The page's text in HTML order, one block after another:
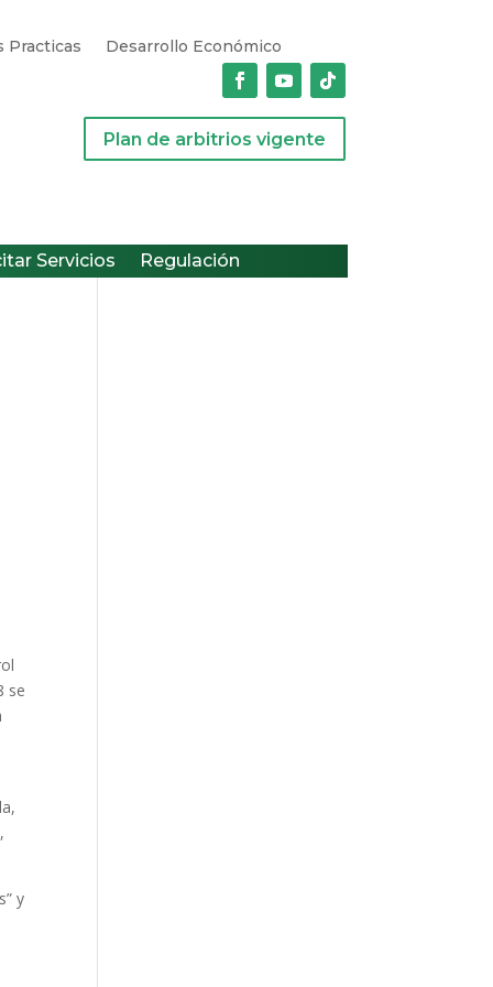
Practicas
Desarrollo Económico
Plan de arbitrios vigente
Servicios Regulación
se
y